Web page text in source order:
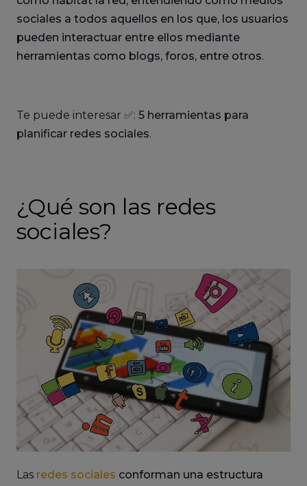
sociales a todos aquellos en los que, los usuarios
pueden interactuar entre ellos mediante
herramientas como blogs, foros, entre otros.
Te puede interesar ✅: 5 herramientas para
planificar redes sociales.
¿Qué son las redes
sociales?
Las redes sociales conforman una estructura